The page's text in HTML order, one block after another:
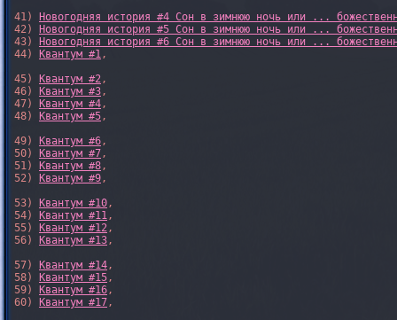
41)
Новогодняя история #4 Сон в зимнюю ночь или ...
42)
Новогодняя история #5 Сон в зимнюю ночь или ...
43)
Новогодняя история #6 Сон в зимнюю ночь или ...
44)
Квантум #1,
45)
Квантум #2,
46)
Квантум #3,
47)
Квантум #4,
48)
Квантум #5,
49)
Квантум #6,
50)
Квантум #7,
51)
Квантум #8,
52)
Квантум #9,
53)
Квантум #10,
54)
Квантум #11,
55)
Квантум #12,
56)
Квантум #13,
57)
Квантум #14,
58)
Квантум #15,
59)
Квантум #16,
60)
Квантум #17,